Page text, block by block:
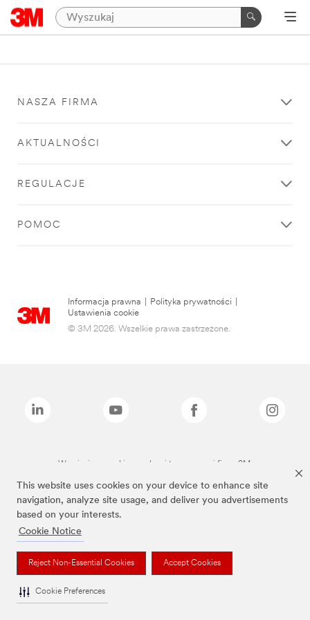
This website uses cookies on your device to enhance site
navigation, analyze site usage, and deliver you advertisements
based on your interests.
Cookie Notice
Reject Non-Essential Cookies Accept Cookies
Cookie Preferences
NASZA FIRMA
AKTUALNOŚCI
REGULACJE
POMOC
Informacja prawna Polityka prywatności
Ustawienia cookie
© 3M 2026. Wszelkie prawa zastrzeżone.
Wymienione marki są znakami towarowymi firmy 3M.